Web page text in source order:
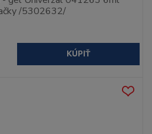
/5302632/
KÚPIŤ